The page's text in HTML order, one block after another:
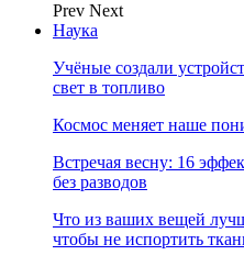
Prev Next
Наука
Учёные создали
свет в топливо
Космос меняет наше
Встречая весну: 16
без разводов
Что из ваших вещей
чтобы не испортить